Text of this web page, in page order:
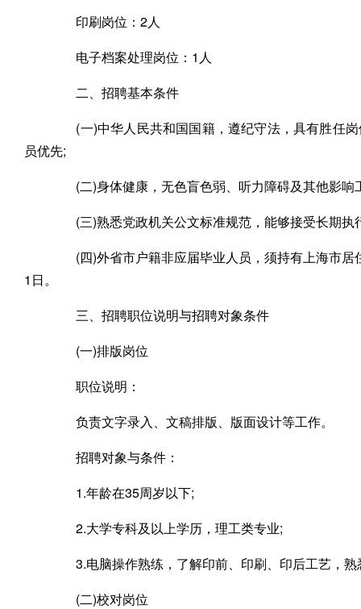
印刷岗位：2人
电子档案处理岗位：1人
二、招聘基本条件
(一)中华人民共和国国籍，遵纪守法，具有胜任岗
员优先;
(二)身体健康，无色盲色弱、听力障碍及其他影响
(三)熟悉党政机关公文标准规范，能够接受长期执
(四)外省市户籍非应届毕业人员，须持有上海市居
1日。
三、招聘职位说明与招聘对象条件
(一)排版岗位
职位说明：
负责文字录入、文稿排版、版面设计等工作。
招聘对象与条件：
1.年龄在35周岁以下;
2.大学专科及以上学历，理工类专业;
3.电脑操作熟练，了解印前、印刷、印后工艺，熟
(二)校对岗位